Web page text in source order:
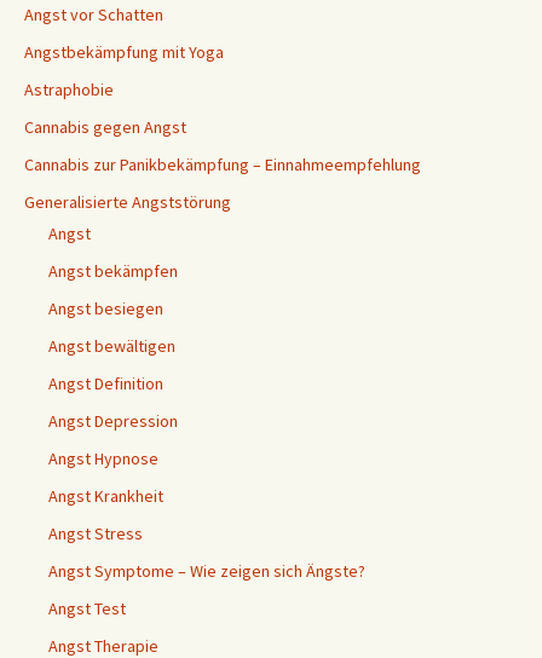
Angst vor Schatten
Angstbekämpfung mit Yoga
Astraphobie
Cannabis gegen Angst
Cannabis zur Panikbekämpfung – Einnahmeempfehlung
Generalisierte Angststörung
Angst
Angst bekämpfen
Angst besiegen
Angst bewältigen
Angst Definition
Angst Depression
Angst Hypnose
Angst Krankheit
Angst Stress
Angst Symptome – Wie zeigen sich Ängste?
Angst Test
Angst Therapie